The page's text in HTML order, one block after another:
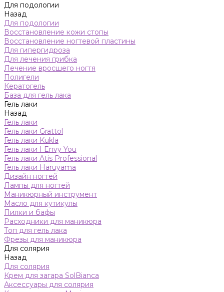
Для подологии
Назад
Для подологии
Восстановление кожи стопы
Восстановление ногтевой пластины
Для гипергидроза
Для лечения грибка
Лечение вросшего ногтя
Полигели
Кератогель
База для гель лака
Гель лаки
Назад
Гель лаки
Гель лаки Grattol
Гель лаки Kukla
Гель лаки I Envy You
Гель лаки Atis Professional
Гель лаки Haruyama
Дизайн ногтей
Лампы для ногтей
Маникюрный инструмент
Масло для кутикулы
Пилки и бафы
Расходники для маникюра
Топ для гель лака
Фрезы для маникюра
Для солярия
Назад
Для солярия
Крем для загара SolBianca
Аксессуары для солярия